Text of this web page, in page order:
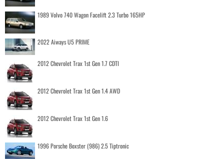
1989 Volvo 740 Wagon Facelift 2.3 Turbo 165HP
2022 Aiways U5 PRIME
2012 Chevrolet Trax 1st Gen 1.7 CDTI
2012 Chevrolet Trax 1st Gen 1.4 AWD
2012 Chevrolet Trax 1st Gen 1.6
1996 Porsche Boxster (986) 2.5 Tiptronic